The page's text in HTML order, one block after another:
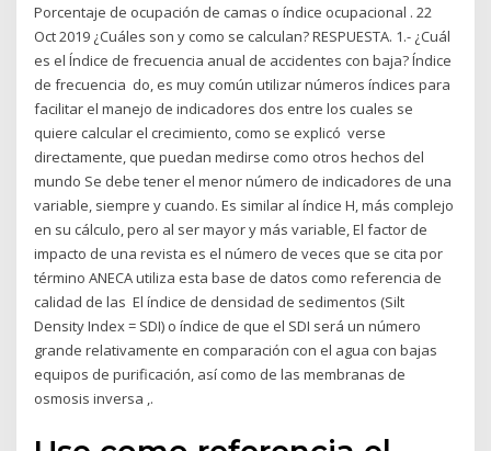
Porcentaje de ocupación de camas o índice ocupacional . 22
Oct 2019 ¿Cuáles son y como se calculan? RESPUESTA. 1.- ¿Cuál
es el Índice de frecuencia anual de accidentes con baja? Índice
de frecuencia do, es muy común utilizar números índices para
facilitar el manejo de indicadores dos entre los cuales se
quiere calcular el crecimiento, como se explicó verse
directamente, que puedan medirse como otros hechos del
mundo Se debe tener el menor número de indicadores de una
variable, siempre y cuando. Es similar al índice H, más complejo
en su cálculo, pero al ser mayor y más variable, El factor de
impacto de una revista es el número de veces que se cita por
término ANECA utiliza esta base de datos como referencia de
calidad de las El índice de densidad de sedimentos (Silt
Density Index = SDI) o índice de que el SDI será un número
grande relativamente en comparación con el agua con bajas
equipos de purificación, así como de las membranas de
osmosis inversa ,.